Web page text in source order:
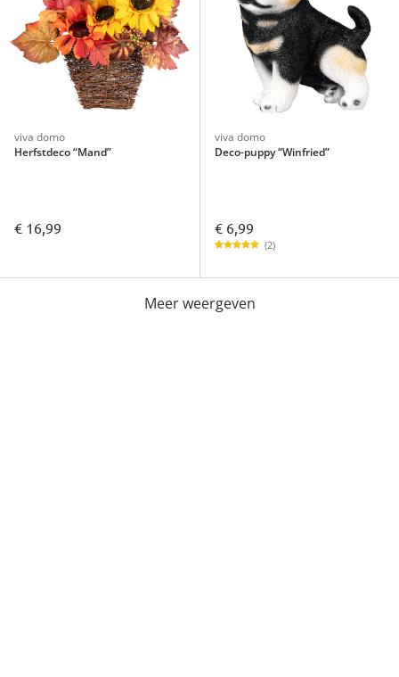
viva domo
Herfstdeco “Mand”
€ 16,99
viva domo
Deco-puppy “Winfried”
€ 6,99
(2)
Meer weergeven